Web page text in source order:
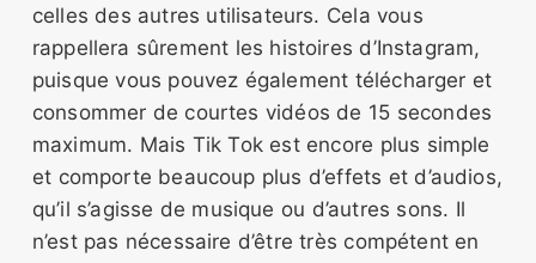
celles des autres utilisateurs. Cela vous
rappellera sûrement les histoires d’Instagram,
puisque vous pouvez également télécharger et
consommer de courtes vidéos de 15 secondes
maximum. Mais Tik Tok est encore plus simple
et comporte beaucoup plus d’effets et d’audios,
qu’il s’agisse de musique ou d’autres sons. Il
n’est pas nécessaire d’être très compétent en